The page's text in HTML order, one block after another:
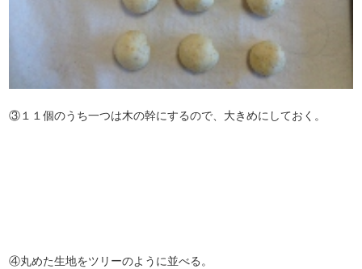
③１１個のうち一つは木の幹にするので、大きめにしておく。
④丸めた生地をツリーのように並べる。